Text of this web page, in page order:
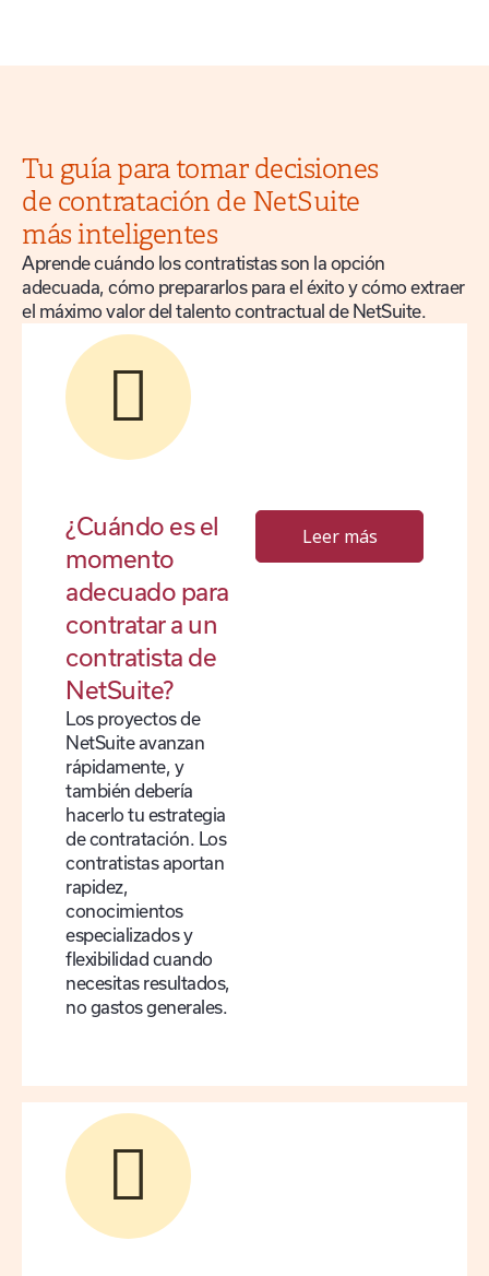
Tu guía para tomar decisiones
de contratación de NetSuite
más inteligentes
Aprende cuándo los contratistas son la opción
adecuada, cómo prepararlos para el éxito y cómo extraer
el máximo valor del talento contractual de NetSuite.
¿Cuándo es el
momento
adecuado para
contratar a un
contratista de
NetSuite?
Los proyectos de
NetSuite avanzan
rápidamente, y
también debería
hacerlo tu estrategia
de contratación. Los
contratistas aportan
rapidez,
conocimientos
especializados y
flexibilidad cuando
necesitas resultados,
no gastos generales.
Leer más